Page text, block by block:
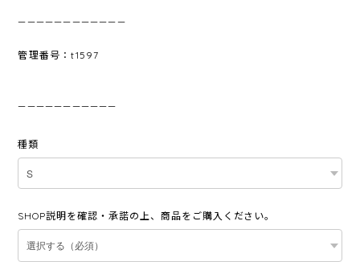
————————————
管理番号：t1597
———————————
種類
SHOP説明を確認・承諾の上、商品をご購入ください。